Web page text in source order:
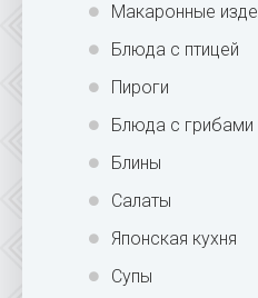
Макаронные
Блюда с птицей
Пироги
Блюда с грибами
Блины
Салаты
Японская кухня
Супы